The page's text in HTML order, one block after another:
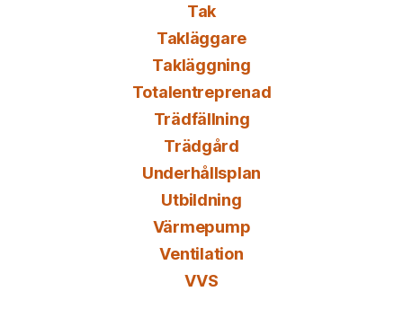
Tak
Takläggare
Takläggning
Totalentreprenad
Trädfällning
Trädgård
Underhållsplan
Utbildning
Värmepump
Ventilation
VVS